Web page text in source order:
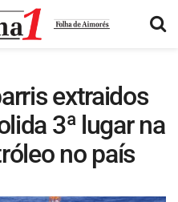
extraidos
3ª lugar na
no país